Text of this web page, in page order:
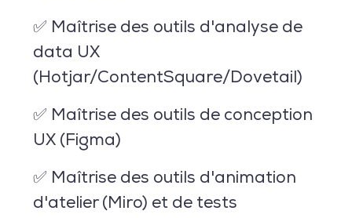
✅ Maîtrise des outils d'analyse de
data UX
(Hotjar/ContentSquare/Dovetail)
✅ Maîtrise des outils de conception
UX (Figma)
✅ Maîtrise des outils d'animation
d'atelier (Miro) et de tests